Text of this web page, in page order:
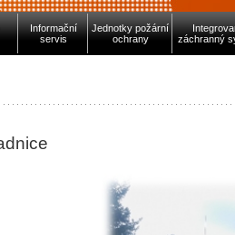
Informační
servis
Jednotky požární
ochrany
záchranný